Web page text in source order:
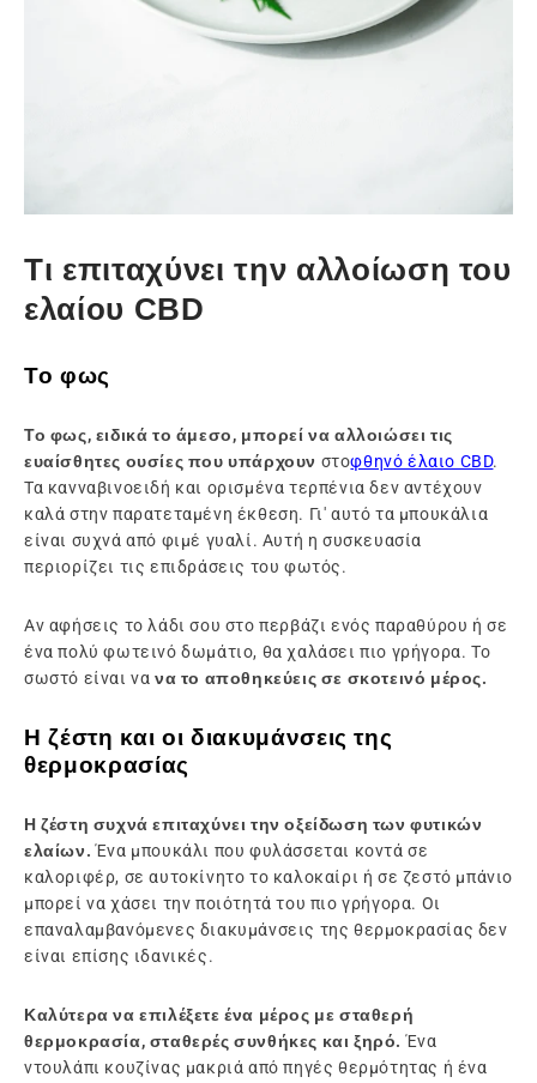
Τι επιταχύνει την αλλοίωση του
ελαίου CBD
Το φως
Το φως, ειδικά το άμεσο, μπορεί να αλλοιώσει τις
ευαίσθητες ουσίες που υπάρχουν στοφθηνό έλαιο CBD.
Τα κανναβινοειδή και ορισμένα τερπένια δεν αντέχουν
καλά στην παρατεταμένη έκθεση. Γι' αυτό τα μπουκάλια
είναι συχνά από φιμέ γυαλί. Αυτή η συσκευασία
περιορίζει τις επιδράσεις του φωτός.
Αν αφήσεις το λάδι σου στο περβάζι ενός παραθύρου ή σε
ένα πολύ φωτεινό δωμάτιο, θα χαλάσει πιο γρήγορα. Το
σωστό είναι να να το αποθηκεύεις σε σκοτεινό μέρος.
Η ζέστη και οι διακυμάνσεις της
θερμοκρασίας
Η ζέστη συχνά επιταχύνει την οξείδωση των φυτικών
ελαίων.Ένα μπουκάλι που φυλάσσεται κοντά σε
καλοριφέρ, σε αυτοκίνητο το καλοκαίρι ή σε ζεστό μπάνιο
μπορεί να χάσει την ποιότητά του πιο γρήγορα. Οι
επαναλαμβανόμενες διακυμάνσεις της θερμοκρασίας δεν
είναι επίσης ιδανικές.
Καλύτερα να επιλέξετε ένα μέρος με σταθερή
θερμοκρασία, σταθερές συνθήκες και ξηρό.Ένα
ντουλάπι κουζίνας μακριά από πηγές θερμότητας ή ένα